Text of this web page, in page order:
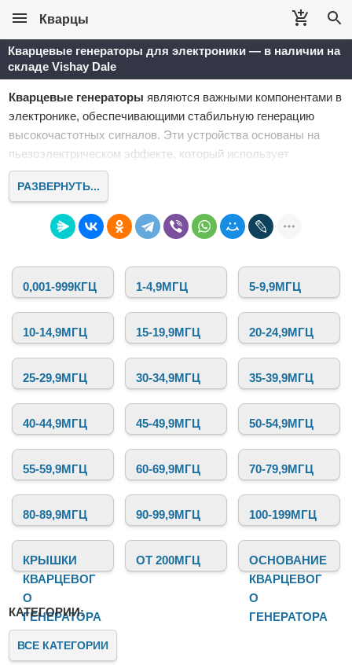
Кварцы
Кварцевые генераторы для электроники — в наличии на
складе Vishay Dale
Кварцевые генераторы являются важными компонентами в
электронике, обеспечивающими стабильную генерацию
высокочастотных сигналов. Эти устройства основаны на
пьезоэлектрическом эффекте, который использует
кристаллы кварца для стабилизации частоты. Именно
кварцевые генераторы обеспечивают точность и
микроконтроллеров и вычислительных устройств до
В интернет-магазине Кварцыпредставлен широкий
ассортименткварцевых генераторов
для самых различных
приложений. Мы предлагаем устройства с различной
частотой, напряжением питания, корпусом и другими
параметрами, которые подходят для профессиональных и
любительских проектов.
РАЗВЕРНУТЬ...
0,001-999КГЦ 1-4,9МГЦ 5-9,9МГЦ
10-14,9МГЦ 15-19,9МГЦ 20-24,9МГЦ
25-29,9МГЦ 30-34,9МГЦ 35-39,9МГЦ
40-44,9МГЦ 45-49,9МГЦ 50-54,9МГЦ
55-59,9МГЦ 60-69,9МГЦ 70-79,9МГЦ
80-89,9МГЦ 90-99,9МГЦ 100-199МГЦ
КРЫШКИ
КВАРЦЕВОГ
О
ГЕНЕРАТОРА
ОТ 200МГЦ
ОСНОВАНИЕ
КВАРЦЕВОГ
О
ГЕНЕРАТОРА
КАТЕГОРИИ:
ВСЕ КАТЕГОРИИ